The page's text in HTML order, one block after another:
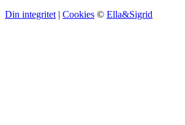
Din integritet | Cookies © Ella&Sigrid